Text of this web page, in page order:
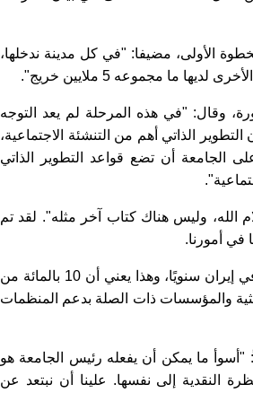
أصدرت شهادات لـ8 ملايين خريج في الخطوة الأولى، مضيفا: "في كل مدينة ندخلها،
ما مجموعه 5 ملايين خريج".
وقال: "في هذه المرحلة لم يعد التوجه
الذاتي أهم من التنشئة الاجتماعية،
الجامعة أن تضع قواعد التطوير الذاتي
الله، وليس هناك كتاب آخر مثله". لقد تم
في أمورنا.
وفي إشارة إلى إحصائيات الإنتاج العلمي في البلاد، قال: "يتم إنتاج 75 ألف مقالة في إيران سنويًا، وهذا يعني أن 10 بالمائة من
والمؤسسات ذات الصلة بدعم المنظمات
"أسوأ ما يمكن أن يفعله رئيس الجامعة هو
النقدية إلى نفسها. علينا أن نبتعد عن